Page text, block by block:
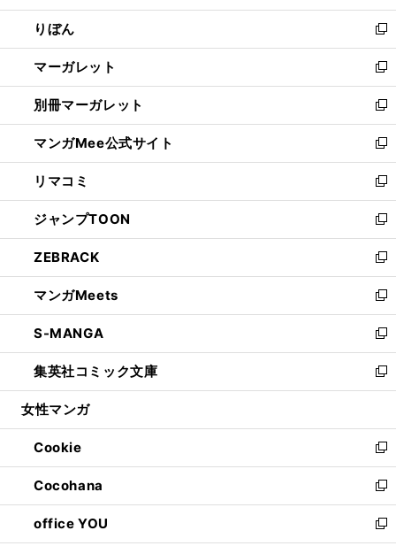
開
く
ウ
で
開
く
ン
ド
ウ
で
開
く
ウ
ィ
ン
ド
ウ
で
開
く
りぼん
新
し
い
ウ
ィ
ン
ド
ウ
で
開
く
マーガレット
新
し
い
ウ
ィ
ン
ド
ウ
で
開
く
別冊マーガレット
新
し
い
ウ
ィ
ン
ド
ウ
で
開
く
マンガMee公式サイト
新
し
い
ウ
ィ
ン
ド
ウ
で
開
く
リマコミ
新
し
い
ウ
ィ
ン
ド
ウ
で
開
く
ジャンプTOON
新
し
い
ウ
ィ
ン
ド
ウ
で
開
ZEBRACK
新
し
い
ウ
ィ
ン
ド
ウ
開
く
マンガMeets
新
し
い
ウ
ィ
ン
ウ
で
開
く
S-MANGA
新
し
い
ウ
ン
ド
ウ
で
開
く
集英社コミック文庫
新
し
ウ
ィ
ン
ド
ウ
で
開
女性マンガ
Cookie
新
し
い
ウ
ィ
Cocohana
新
し
い
office YOU
新